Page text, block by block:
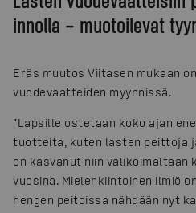
innolla – muotoilevat
Eräs muutos Viitasen mukaan
vuodevaatteiden myynnissä.
”Lapsille ostetaan koko ajan
tuotteita, kuten lasten peittoja
on kasvanut niin valikoimaltaan
vuosina. Mielenkiintoinen ilmiö
hengen peitoissa nähdään nyt